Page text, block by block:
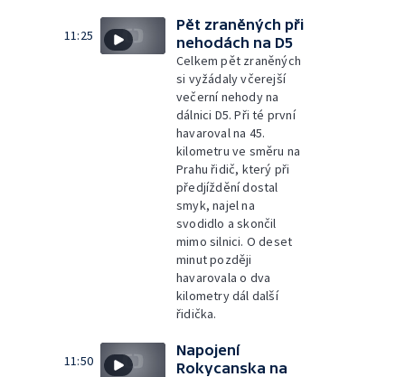
11:25
Pět zraněných při
nehodách na D5
Celkem pět zraněných
si vyžádaly včerejší
večerní nehody na
dálnici D5. Při té první
havaroval na 45.
kilometru ve směru na
Prahu řidič, který při
předjíždění dostal
smyk, najel na
svodidlo a skončil
mimo silnici. O deset
minut později
havarovala o dva
kilometry dál další
řidička.
11:50
Napojení
Rokycanska na